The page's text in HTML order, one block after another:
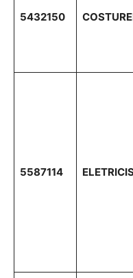
5432150
5587114